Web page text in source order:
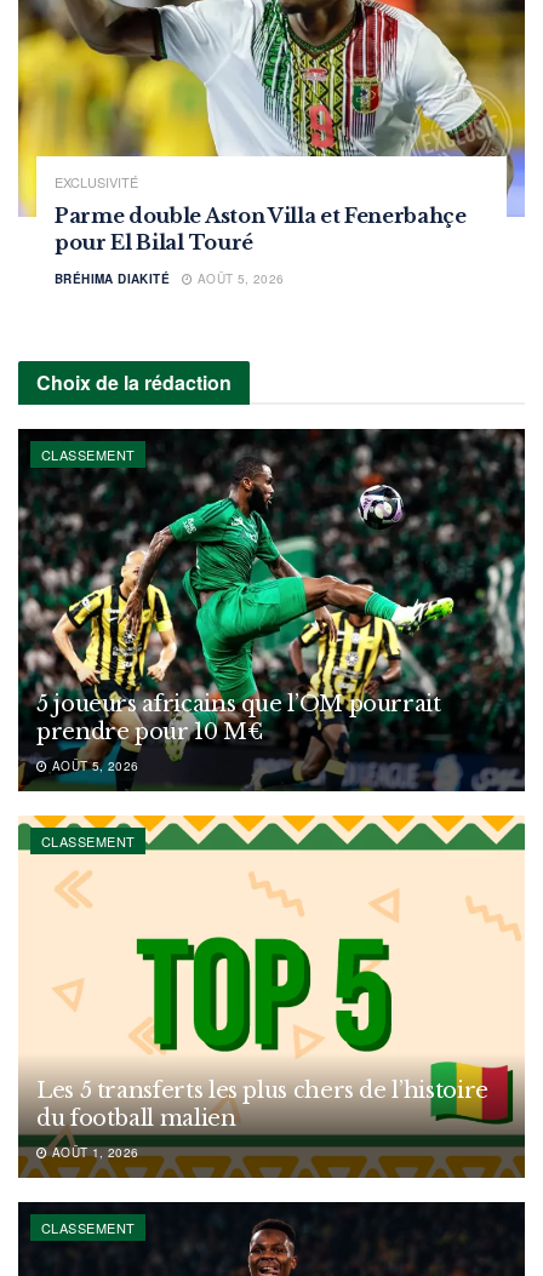
EXCLUSIVITÉ
Parme double Aston Villa et Fenerbahçe
pour El Bilal Touré
BRÉHIMA DIAKITÉ AOÛT 5, 2026
Choix de la rédaction
CLASSEMENT
5 joueurs africains que l’OM pourrait
prendre pour 10 M€
AOÛT 5, 2026
CLASSEMENT
Les 5 transferts les plus chers de l’histoire
du football malien
AOÛT 1, 2026
CLASSEMENT